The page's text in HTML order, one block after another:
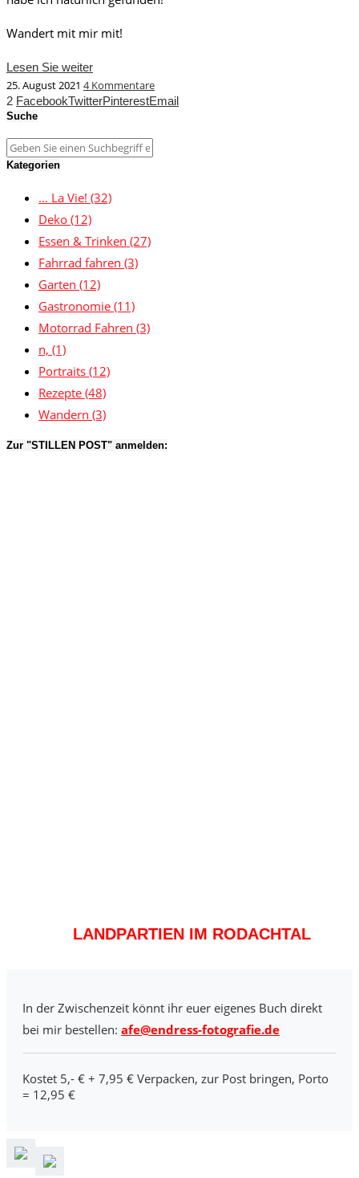
Wandert mit mir mit!
Lesen Sie weiter
25. August 2021 4 Kommentare
2 FacebookTwitterPinterestEmail
Suche
Kategorien
… La Vie! (32)
Deko (12)
Essen & Trinken (27)
Fahrrad fahren (3)
Garten (12)
Gastronomie (11)
Motorrad Fahren (3)
n, (1)
Portraits (12)
Rezepte (48)
Wandern (3)
Zur "STILLEN POST" anmelden:
LANDPARTIEN IM RODACHTAL
In der Zwischenzeit könnt ihr euer eigenes Buch direkt
bei mir bestellen: afe@endress-fotografie.de
Kostet 5,- € + 7,95 € Verpacken, zur Post bringen, Porto
= 12,95 €